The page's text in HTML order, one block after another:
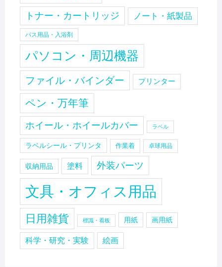
トナー・カートリッジ ノート・紙製品
バス用品・入浴剤
パソコン・周辺機器
ファイル・バインダー プリンター
ペン・万年筆
ホイール・ホイールカバー ラベル
ラベルシール・プリンタ 作業着 卓球用品
収納用品 塗料 外装パーツ
文具・オフィス用品
日用雑貨 標識・看板 用紙 画用紙
科学・研究・実験 絵画